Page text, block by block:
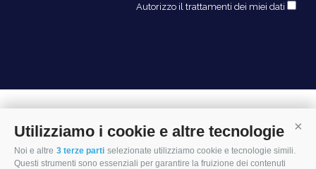
Utilizziamo i cookie e altre tecnologie
Noi e altre 3 terze parti selezionate utilizziamo cookie e tecnologie simili.
Questi strumenti sono essenziali per garantire la fruizione dei contenuti
Autorizzo il trattamenti dei miei dati